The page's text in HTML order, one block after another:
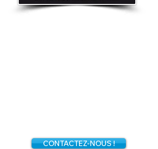
CONTACTEZ-NOUS !